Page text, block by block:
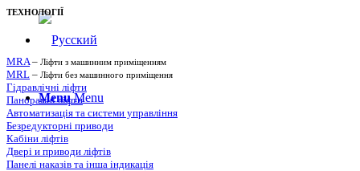
Menu Menu
ТЕХНОЛОГІЇ
MRA – Ліфти з машинним приміщенням
MRL – Ліфти без машинного приміщення
Гідравлічні ліфти
Панорамні ліфти
Автоматизація та системи управління
Безредукторні приводи
Кабіни ліфтів
Двері и приводи ліфтів
Панелі наказів та інша індикація